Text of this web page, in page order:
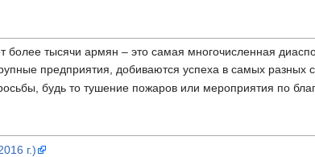
более тысячи армян – это самая многочисленная
предприятия, добиваются успеха в самых разных
будь то тушение пожаров или мероприятия по
г.)